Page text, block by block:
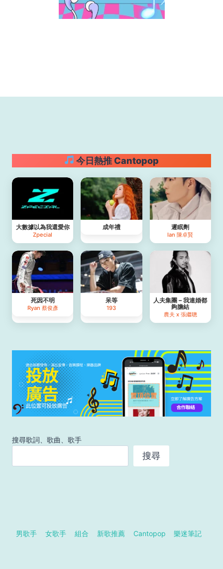
今日熱推 Cantopop
大數據以為我還愛你
Zpecial
成年禮 遲眠劑
Ian 陳卓賢
死因不明
Ryan 蔡俊彥
呆等
193
人夫集團 – 我連婚都
夠膽結
農夫 x 張繼聰
搜尋歌詞、歌曲、歌手
搜尋
男歌手 女歌手 組合 新歌推薦 Cantopop 樂迷筆記